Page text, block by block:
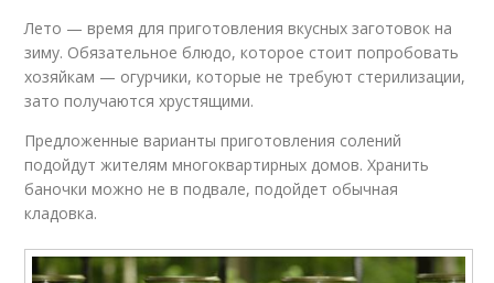
Лето — время для приготовления вкусных заготовок на
зиму. Обязательное блюдо, которое стоит попробовать
хозяйкам — огурчики, которые не требуют стерилизации,
зато получаются хрустящими.
Предложенные варианты приготовления солений
подойдут жителям многоквартирных домов. Хранить
баночки можно не в подвале, подойдет обычная
кладовка.